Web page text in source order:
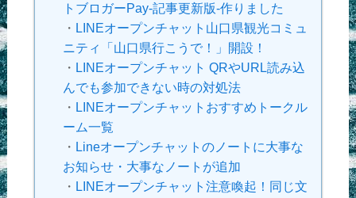
トブロガーPay-記事更新版-作りました
・ LINEオープンチャット山口県観光コミュ
ニティ「山口県行こうで！」開設！
・ LINEオープンチャット QRやURL読み込
んでも参加できない時の対処法
・ LINEオープンチャットおすすめトークル
ーム一覧
・ Lineオープンチャットのノートに大事な
お知らせ・大事なノートが追加
・ LINEオープンチャット注意喚起！同じ文